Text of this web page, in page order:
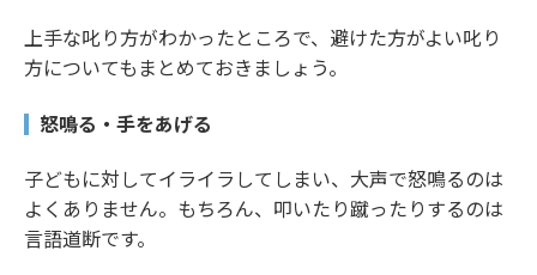
上手な叱り方がわかったところで、避けた方がよい叱り
方についてもまとめておきましょう。
怒鳴る・手をあげる
子どもに対してイライラしてしまい、大声で怒鳴るのは
よくありません。もちろん、叩いたり蹴ったりするのは
言語道断です。